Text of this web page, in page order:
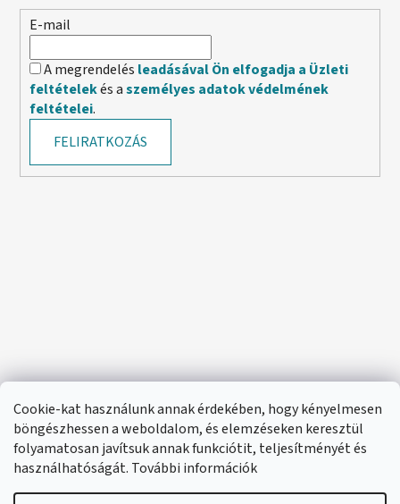
Cookie-kat használunk annak érdekében, hogy kényelmesen
böngészhessen a weboldalom, és elemzéseken keresztül
folyamatosan javítsuk annak funkciótit, teljesítményét és
használhatóságát. További információk
E-mail
A megrendelés leadásával Ön elfogadja a Üzleti
feltételekés aszemélyes adatok védelmének
feltételei.
FELIRATKOZÁS